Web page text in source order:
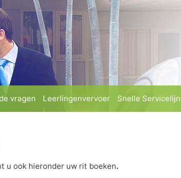
vragen(current)
Leerlingenvervoer(current)
Snelle Servicelijn
u ook hieronder uw rit boeken.